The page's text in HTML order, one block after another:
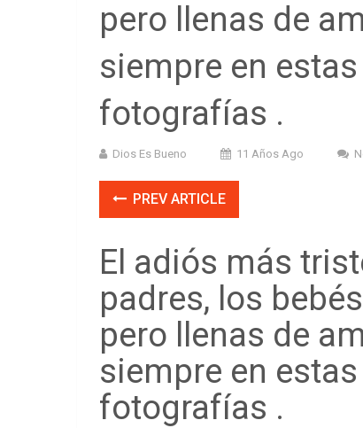
pero llenas de
siempre en
fotografías .
Dios Es Bueno 11 Años Ago
PREV ARTICLE
El adiós más
padres, los
pero llenas de
siempre en
fotografías .